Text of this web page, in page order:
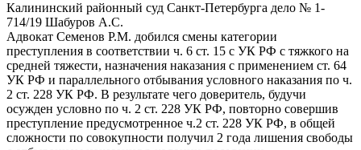
Калининский районный суд Санкт-Петербурга дело № 1-
714/19 Шабуров А.С.
Адвокат Семенов Р.М. добился смены категории
преступления в соответствии ч. 6 ст. 15 с УК РФ с тяжкого на
средней тяжести, назначения наказания с применением ст. 64
УК РФ и параллельного отбывания условного наказания по ч.
2 ст. 228 УК РФ. В результате чего доверитель, будучи
осужден условно по ч. 2 ст. 228 УК РФ, повторно совершив
преступление предусмотренное ч.2 ст. 228 УК РФ, в общей
сложности по совокупности получил 2 года лишения свободы